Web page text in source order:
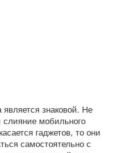
является знаковой. Не
слияние мобильного
гаджетов, то они
самостоятельно с